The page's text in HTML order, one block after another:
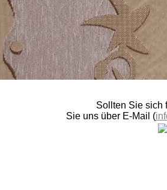
Sollten Sie sich
Sie uns über E-Mail (